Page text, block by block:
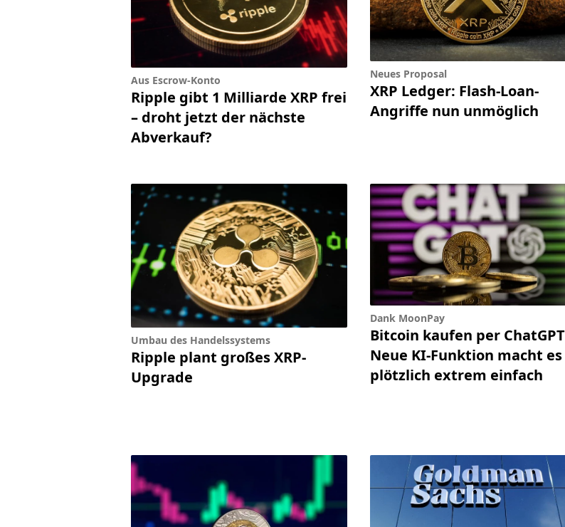
Aus Escrow-Konto
Ripple gibt 1 Milliarde XRP frei
– droht jetzt der nächste
Abverkauf?
Neues Proposal
XRP Ledger: Flash-Loan-
Angriffe nun unmöglich
Umbau des Handelssystems
Ripple plant großes XRP-
Upgrade
Dank MoonPay
Bitcoin kaufen per
Neue KI-Funktion macht es
plötzlich extrem einfach